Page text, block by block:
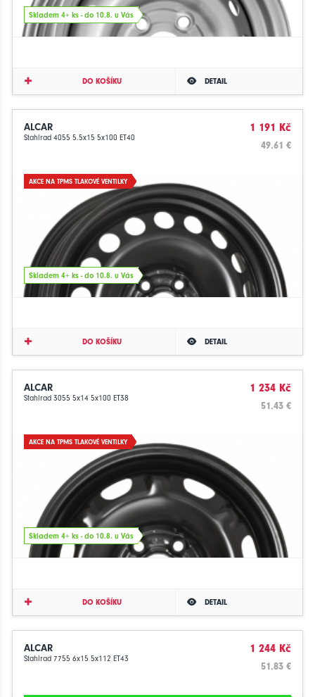
Skladem 4+ ks - do 10.8. u Vás
DO KOŠÍKU DETAIL
ALCAR
Stahlrad 4055 5.5x15 5x100 ET40
1 191 Kč
49.61 €
AKCE NA TPMS TLAKOVÉ VENTILKY
Skladem 4+ ks - do 10.8. u Vás
DO KOŠÍKU DETAIL
ALCAR
Stahlrad 3055 5x14 5x100 ET38
1 234 Kč
51.43 €
AKCE NA TPMS TLAKOVÉ VENTILKY
Skladem 4+ ks - do 10.8. u Vás
DO KOŠÍKU DETAIL
ALCAR
Stahlrad 7755 6x15 5x112 ET43
1 244 Kč
51.83 €